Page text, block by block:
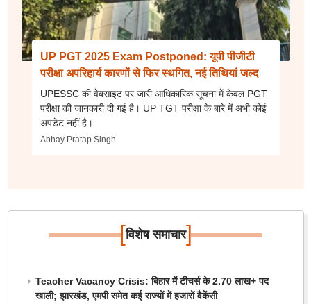
UP PGT 2025 Exam Postponed: यूपी पीजीटी
परीक्षा अपरिहार्य कारणों से फिर स्थगित, नई तिथियां जल्द
UPESSC की वेबसाइट पर जारी आधिकारिक सूचना में केवल PGT
परीक्षा की जानकारी दी गई है। UP TGT परीक्षा के बारे में अभी कोई
अपडेट नहीं है।
Abhay Pratap Singh
[विशेष समाचार]
Teacher Vacancy Crisis: बिहार में टीचर्स के 2.70 लाख+ पद
खाली; झारखंड, एमपी समेत कई राज्यों में हजारों वैकेंसी